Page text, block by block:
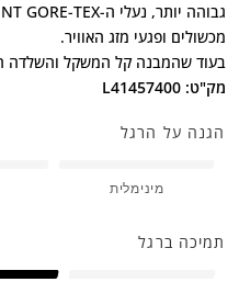
מכשולים ופגעי מזג האוויר.
בעוד שהמבנה קל המשקל והשלדה
מק"ט: L41457400
הגנה על הרגל
מינימלית
תמיכה ברגל